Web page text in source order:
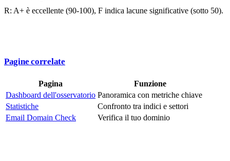
R: A+ è eccellente (90-100), F indica lacune significative (sotto 50).
Pagine correlate
Pagina
Funzione
Dashboard dell'osservatorio Panoramica con metriche chiave
Statistiche
Confronto tra indici e settori
Email Domain Check
Verifica il tuo dominio